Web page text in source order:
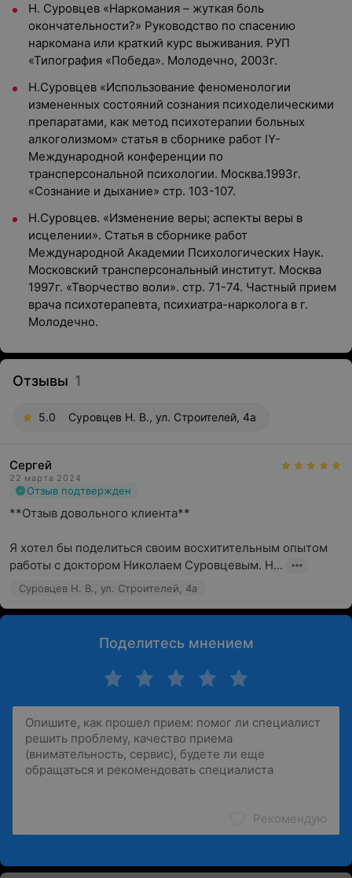
Н. Суровцев «Наркомания – жуткая боль
окончательности?» Руководство по спасению
наркомана или краткий курс выживания. РУП
«Типография «Победа». Молодечно, 2003г.
Н.Суровцев «Использование феноменологии
измененных состояний сознания психоделическими
препаратами, как метод психотерапии больных
алкоголизмом» статья в сборнике работ IY-
Международной конференции по
трансперсональной психологии. Москва.1993г.
«Сознание и дыхание» стр. 103-107.
Н.Суровцев. «Изменение веры; аспекты веры в
исцелении». Статья в сборнике работ
Международной Академии Психологических Наук.
Московский трансперсональный институт. Москва
1997г. «Творчество воли». стр. 71-74. Частный прием
врача психотерапевта, психиатра-нарколога в г.
Молодечно.
Отзывы 1
5.0 Суровцев Н. В., ул. Строителей, 4а
Сергей
22 марта 2024
Отзыв подтвержден
**Отзыв довольного клиента**
Я хотел бы поделиться своим восхитительным опытом
работы с доктором Николаем Суровцевым. Н...
Суровцев Н. В., ул. Строителей, 4а
Поделитесь мнением
Рекомендую